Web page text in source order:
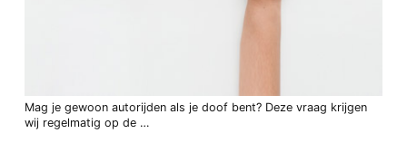
Mag je gewoon autorijden als je doof bent? Deze vraag krijgen
wij regelmatig op de …